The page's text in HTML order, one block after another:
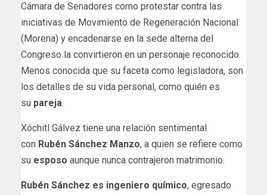
Cámara de Senadores como protestar contra las
iniciativas de Movimiento de Regeneración Nacional
(Morena) y encadenarse en la sede alterna del
Congreso la convirtieron en un personaje reconocido.
Menos conocida que su faceta como legisladora, son
los detalles de su vida personal, como quién es
su pareja.
Xóchitl Gálvez tiene una relación sentimental
con Rubén Sánchez Manzo, a quien se refiere como
su esposo aunque nunca contrajeron matrimonio.
Rubén Sánchez es ingeniero químico, egresado